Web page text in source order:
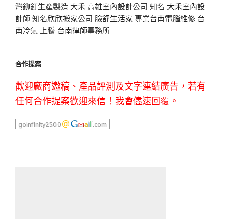
灣鉚釘生產製造 大禾高雄室內設計公司 知名 大禾室內設
計師 知名欣欣搬家公司 臉舒生活家 專業台南電腦維修 台
南冷氣 上騰 台南律師事務所
合作提案
歡迎廠商邀稿、產品評測及文字連結廣告，若有
任何合作提案歡迎來信！我會儘速回覆。